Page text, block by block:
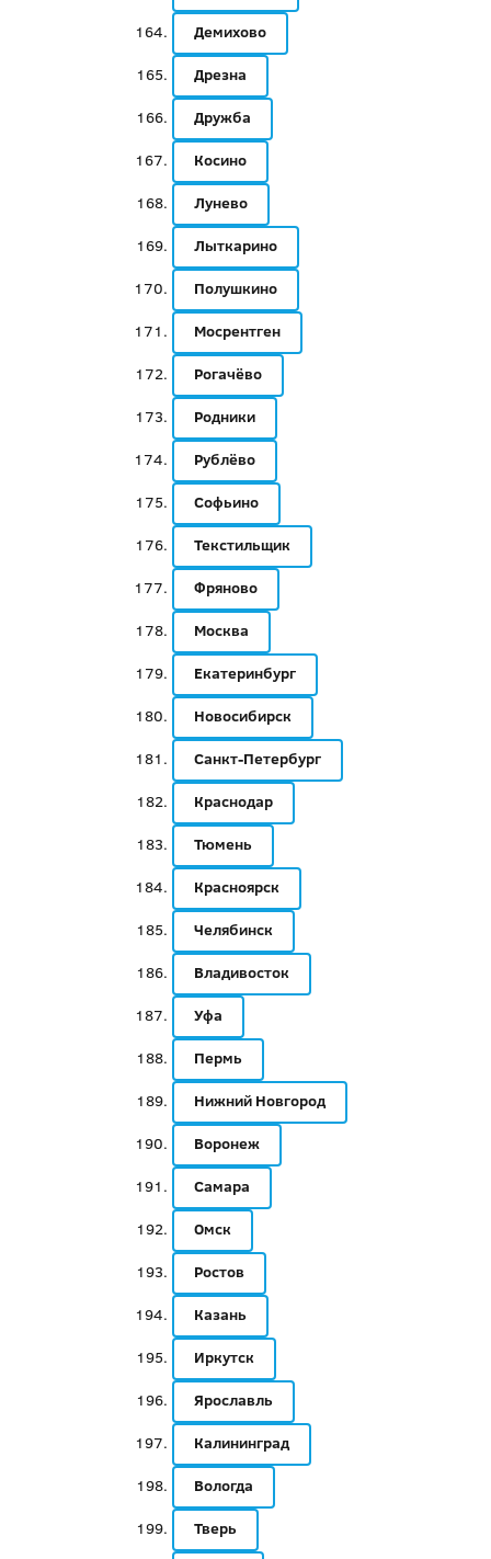
Демихово
Дрезна
Дружба
Косино
Лунево
Лыткарино
Полушкино
Мосрентген
Рогачёво
Родники
Рублёво
Софьино
Текстильщик
Фряново
Москва
Екатеринбург
Новосибирск
Санкт-Петербург
Краснодар
Тюмень
Красноярск
Челябинск
Владивосток
Уфа
Пермь
Нижний Новгород
Воронеж
Самара
Омск
Ростов
Казань
Иркутск
Ярославль
Калининград
Вологда
Тверь